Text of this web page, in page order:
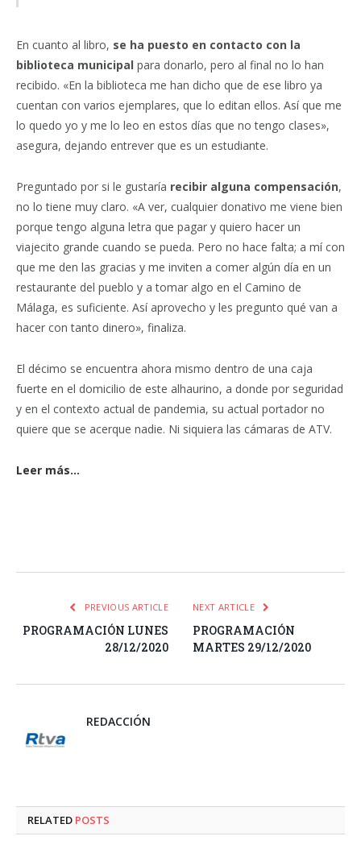
En cuanto al libro, se ha puesto en contacto con la
biblioteca municipal para donarlo, pero al final no lo han
recibido. «En la biblioteca me han dicho que de ese libro ya
cuentan con varios ejemplares, que lo editan ellos. Así que me
lo quedo yo y me lo leo en estos días que no tengo clases»,
asegura, dejando entrever que es un estudiante.
Preguntado por si le gustaría recibir alguna compensación,
no lo tiene muy claro. «A ver, cualquier donativo me viene bien
porque tengo alguna letra que pagar y quiero hacer un
viajecito grande cuando se pueda. Pero no hace falta; a mí con
que me den las gracias y me inviten a comer algún día en un
restaurante del pueblo y a tomar algo en el Camino de
Málaga, es suficiente. Así aprovecho y les pregunto qué van a
hacer con tanto dinero», finaliza.
El décimo se encuentra ahora mismo dentro de una caja
fuerte en el domicilio de este alhaurino, a donde por seguridad
y en el contexto actual de pandemia, su actual portador no
quiere que se acerque nadie. Ni siquiera las cámaras de ATV.
Leer más…
PREVIOUS ARTICLE
PROGRAMACIÓN LUNES
28/12/2020
NEXT ARTICLE
PROGRAMACIÓN
MARTES 29/12/2020
REDACCIÓN
RELATED POSTS